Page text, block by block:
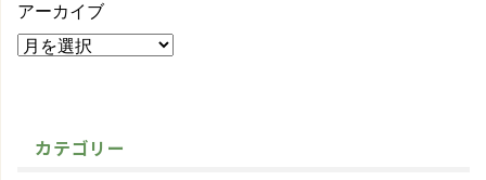
アーカイブ
カテゴリー